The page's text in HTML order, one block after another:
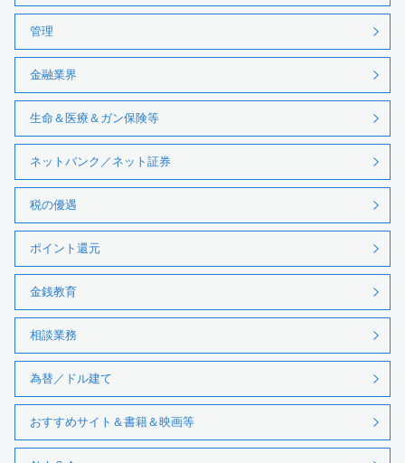
管理
金融業界
生命＆医療＆ガン保険等
ネットバンク／ネット証券
税の優遇
ポイント還元
金銭教育
相談業務
為替／ドル建て
おすすめサイト＆書籍＆映画等